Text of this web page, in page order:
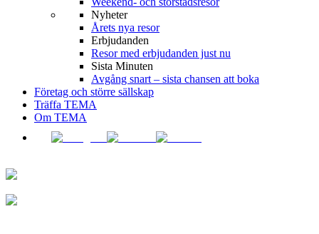
Nyheter
Årets nya resor
Erbjudanden
Resor med erbjudanden just nu
Sista Minuten
Avgång snart – sista chansen att boka
Företag och större sällskap
Träffa TEMA
Om TEMA